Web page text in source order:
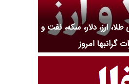
ارز، دلار، سکه، نفت و
گرانبها امروز